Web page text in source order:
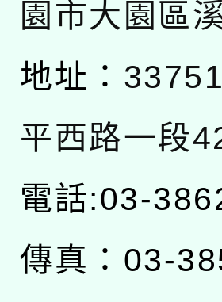
園市大園區
地址：
平西路一段
電話:03-
傳真：03-